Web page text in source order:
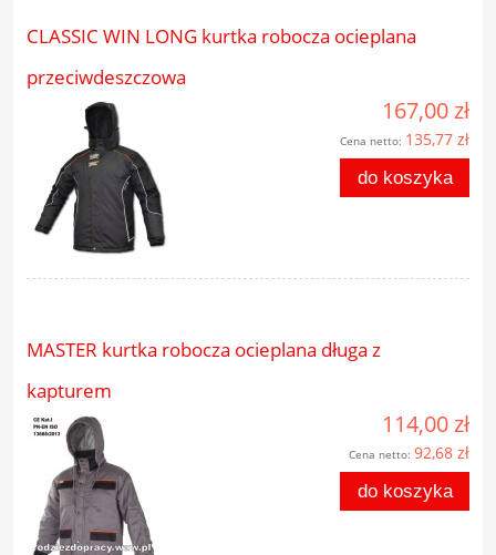
CLASSIC WIN LONG kurtka robocza ocieplana
przeciwdeszczowa
167,00 zł
Cena netto: 135,77 zł
do koszyka
MASTER kurtka robocza ocieplana długa z
kapturem
114,00 zł
Cena netto: 92,68 zł
do koszyka